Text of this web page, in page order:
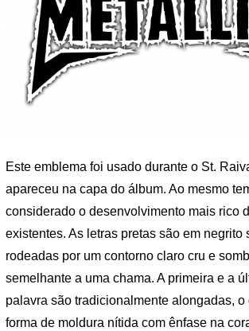
Este emblema foi usado durante o St.
apareceu na capa do álbum. Ao mesmo
considerado o desenvolvimento mais rico
existentes. As letras pretas são em negrito
rodeadas por um contorno claro cru e
semelhante a uma chama. A primeira e a
palavra são tradicionalmente alongadas, o
forma de moldura nítida com ênfase na